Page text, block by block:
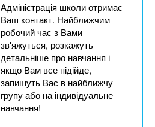
Адміністрація школи отримає
Ваш контакт. Найближчим
робочий час з Вами
зв'яжуться, розкажуть
детальніше про навчання і
якщо Вам все підійде,
запишуть Вас в найближчу
групу або на індивідуальне
навчання!